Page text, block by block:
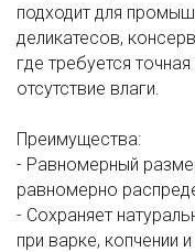
подходит для
деликатесов,
где требуется
отсутствие влаги.
Преимущества:
- Равномерный
равномерно
- Сохраняет
при варке, копчении